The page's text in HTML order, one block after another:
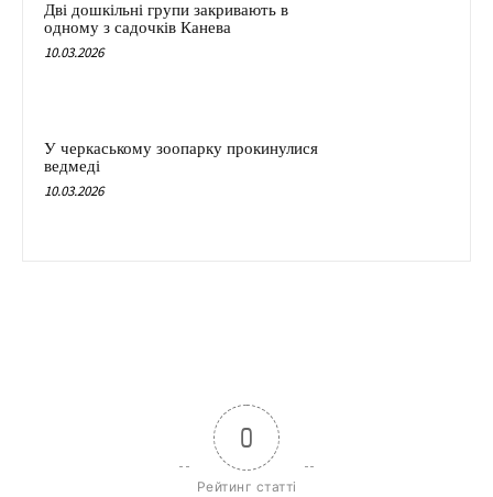
Дві дошкільні групи закривають в
одному з садочків Канева
10.03.2026
У черкаському зоопарку прокинулися
ведмеді
10.03.2026
0
Рейтинг статті